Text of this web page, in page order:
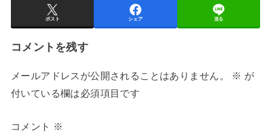
ポスト シェア 送る
コメントを残す
メールアドレスが公開されることはありません。 ※ が
付いている欄は必須項目です
コメント ※